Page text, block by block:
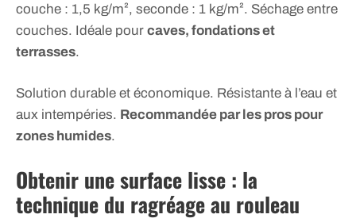
couche : 1,5 kg/m², seconde : 1 kg/m². Séchage entre
couches. Idéale pour caves, fondations et
terrasses.
Solution durable et économique. Résistante à l’eau et
aux intempéries. Recommandée par les pros pour
zones humides.
Obtenir une surface lisse : la
technique du ragréage au rouleau